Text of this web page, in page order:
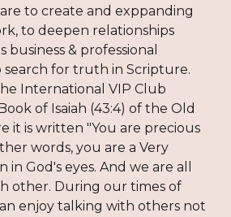
to create and exppanding
to deepen relationships
& professional
search for truth in Scripture.
International VIP Club
of Isaiah (43:4) of the Old
it is written "You are precious
words, you are a Very
God's eyes. And we are all
other. During our times of
enjoy talking with others not